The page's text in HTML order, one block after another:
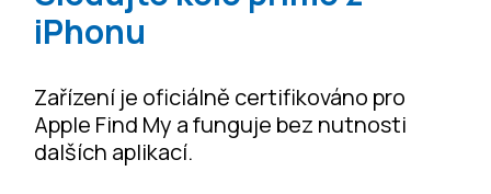
iPhonu
Zařízení je oficiálně certifikováno pro
Apple Find My a funguje bez nutnosti
dalších aplikací.